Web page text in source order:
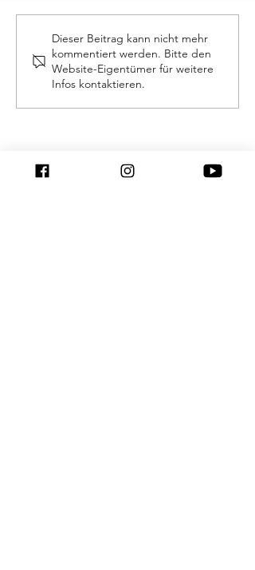
Saison Abschuss-Tour 13.
Oktober
Dieser Beitrag kann nicht mehr
kommentiert werden. Bitte den
Website-Eigentümer für weitere
Infos kontaktieren.
Kontakt